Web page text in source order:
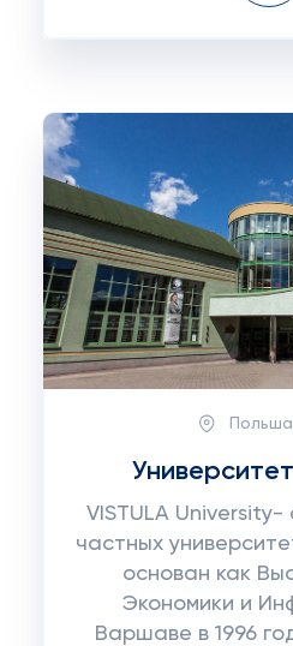
Польша
VISTULA
частных
основан как
Экономики и
Варшаве в 1996